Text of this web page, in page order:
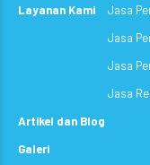
Layanan Kami
Jasa
Jasa
Jasa
Jasa
Artikel dan Blog
Galeri